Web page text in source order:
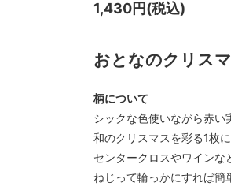
1,430円(税込)
おとなのクリス
柄について
シックな色使いながら赤い
和のクリスマスを彩る1枚に
センタークロスやワインな
ねじって輪っかにすれば簡